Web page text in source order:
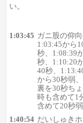
は乳首イキやオモ
す。
い。
1:03:45 ガニ股の仰
1:03:45から
秒、1:08:39
秒、1:10:20
40秒、
から30秒弱
裏を30秒ち
時も含めて1
含めて20秒弱
1:40:54 だいしゅき